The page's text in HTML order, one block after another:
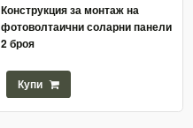
Конструкция за монтаж на
фотоволтаични соларни панели
2 броя
Купи